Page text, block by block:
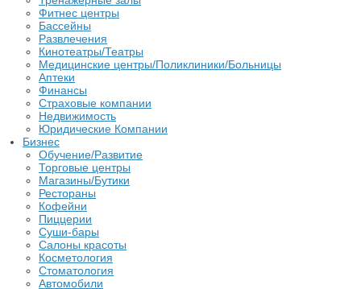
Фитнес центры
Бассейны
Развлечения
Кинотеатры/Театры
Медицинские центры/Поликлиники/Больницы
Аптеки
Финансы
Страховые компании
Недвижимость
Юридические Компании
Бизнес
Обучение/Развитие
Торговые центры
Магазины/Бутики
Рестораны
Кофейни
Пиццерии
Суши-бары
Салоны красоты
Косметология
Стоматология
Автомобили